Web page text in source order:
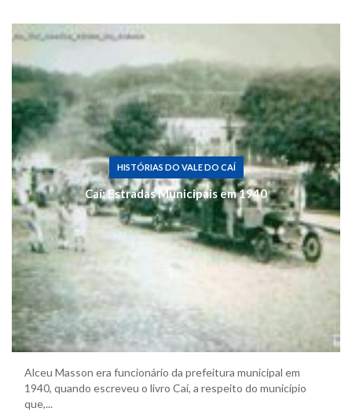
HISTÓRIAS DO VALE DO CAÍ
Caí: Estradas Municipais em 1940
Alceu Masson era funcionário da prefeitura municipal em
1940, quando escreveu o livro Caí, a respeito do município
que,...